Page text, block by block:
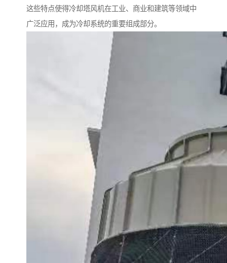
这些特点使得冷却塔风机在工业、商业和建筑等领域中
广泛应用，成为冷却系统的重要组成部分。